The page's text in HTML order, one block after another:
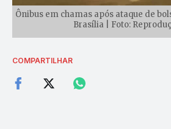
Ônibus em chamas após ataque de
Brasília | Foto:
COMPARTILHAR